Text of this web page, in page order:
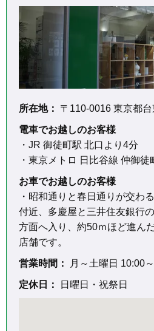
所在地： 〒110-0016 東京都
電車でお越しのお客様
・JR 御徒町駅 北口より4分
お車でお越しのお客様
・昭和通りと春日通りが交わ
付近、多慶屋と三井住友銀行
方面へ入り、約50ｍほど進ん
営業時間： 月～土曜日 10:00
定休日： 日曜日・祝祭日